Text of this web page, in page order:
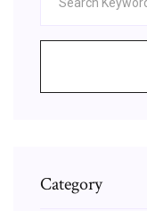
Category